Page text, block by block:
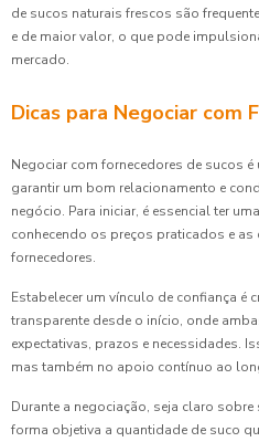
de sucos naturais frescos são
e de maior valor, o que pode
mercado.
Dicas para Negociar com
Negociar com fornecedores de sucos
garantir um bom relacionamento e
negócio. Para iniciar, é essencial ter
conhecendo os preços praticados e
fornecedores.
Estabelecer um vínculo de confiança é
transparente desde o início, onde
expectativas, prazos e necessidades.
mas também no apoio contínuo ao
Durante a negociação, seja claro
forma objetiva a quantidade de suco